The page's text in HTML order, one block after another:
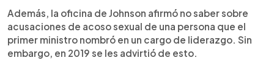
Además, la oficina de Johnson afirmó no saber sobre
acusaciones de acoso sexual de una persona que el
primer ministro nombró en un cargo de liderazgo. Sin
embargo, en 2019 se les advirtió de esto.